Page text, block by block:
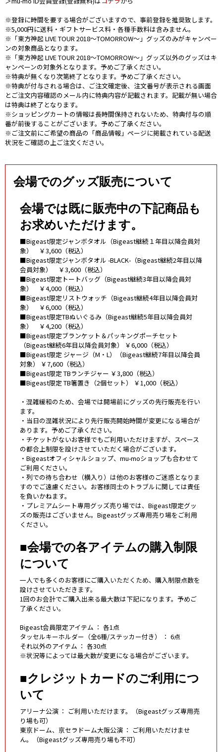
※登録に時間を要する場合がございますので、事前登録を推奨致します。
※5,000円に送料・ギフトサービス料・各種手数料は含みません。
※「東方神起 LIVE TOUR 2018～TOMORROW～」グッズのみがキャンペー
ンの対象商品となります。
※「東方神起 LIVE TOUR 2018～TOMORROW～」グッズ以外のグッズはキ
ャンペーンの対象外となります。予めご了承ください。
※特典が無くなり次第終了となります。予めご了承ください。
※特典が付与される場合は、ご注文確定後、注文番号が表示される画面
とご注文内容確認のメール内に特典内容が記載されます。記載が無い場合
は特典は終了となります。
※ショッピングカートの情報は長時間保持されないため、特典付与の順
番が前後することがございます。予めご了承ください。
※ご注文前にご希望の商品の「商品情報」ページに掲載されている配送
状況をご確認の上ご注文ください。
会場でのグッズ販売について
会場では既に販売中の下記商品も
お求めいただけます。
■Bigeast限定ジャンボタオル（Bigeast継続１年目以降会員対
象） ￥3,600（税込）
■Bigeast限定ジャンボタオル -BLACK-（Bigeast継続2年目以降
会員対象） ￥3,600（税込）
■Bigeast限定トートバッグ（Bigeast継続3年目以降会員対
象） ￥4,000（税込）
■Bigeast限定リストウォッチ（Bigeast継続4年目以降会員対
象） ￥6,000（税込）
■Bigeast限定TBぬいぐるみ（Bigeast継続5年目以降会員対
象） ￥4,200（税込）
■Bigeast限定ブランケット＆パッキングポーチセット
（Bigeast継続6年目以降会員対象） ￥6,000（税込）
■Bigeast限定 ジャージ（M・L）（Bigeast継続7年目以降会員
対象） ￥7,600（税込）
■Bigeast限定 TBランチジャー ￥3,800（税込）
■Bigeast限定 TB箸置き（2個セット） ￥1,000（税込）
・混雑緩和のため、会場では開場前にグッズの先行販売を行い
ます。
・当日の混雑状況により先行販売開始時間が変更になる場合が
あります。予めご了承ください。
・チケットがないお客様でもご利用いただけますが、スペース
の都合上制限を設けさせていただく場合がございます。
・Bigeastオフィシャルショップ、mu-moショップも合わせて
ご利用ください。
・列での待ち合わせ（横入り）は他のお客様のご迷惑となりま
すのでご遠慮ください。お客様同士のトラブルに関しては責任
を負いかねます。
・プレミアムシート専用グッズ売り場では、Bigeast限定グッ
ズの販売はございません。Bigeastグッズ専用売り場をご利用
ください。
■会場での各アイテムの購入制限
について
一人でも多くのお客様にご購入いただくため、購入制限点数を
設けさせていただきます。
1回のお会計でご購入出来る最大数は下記になります。予めご
了承ください。
Bigeast会員限定アイテム ： 各1点
タッセルキーホルダー（全6種/ステッカー付き） ： 6点
それ以外のアイテム ： 各30点
※状況等によっては最大数が変更になる場合がございます。
■クレジットカードのご利用につ
いて
アリーナ公演 ： ご利用いただけます。（Bigeastグッズ専用売
り場も可）
東京ドーム、京セラドーム大阪公演 ： ご利用いただけませ
ん。（Bigeastグッズ専用売り場も不可）